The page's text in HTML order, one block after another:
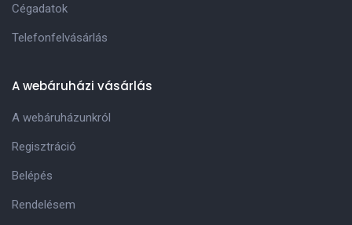
Cégadatok
Telefonfelvásárlás
A webáruházi vásárlás
A webáruházunkról
Regisztráció
Belépés
Rendelésem